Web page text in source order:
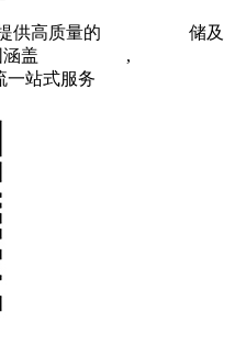
供高质量的
储及
盖 ,
一站式服务